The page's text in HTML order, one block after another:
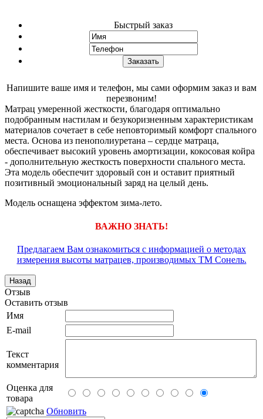
Быстрый заказ
Напишите ваше имя и телефон, мы сами оформим заказ и вам
перезвоним!
Матрац умеренной жесткости, благодаря оптимально
подобранным настилам и безукоризненным характеристикам
материалов сочетает в себе неповторимый комфорт спального
места. Основа из пенополиуретана – сердце матраца,
обеспечивает высокий уровень амортизации, кокосовая койра
- дополнительную жесткость поверхности спального места.
Эта модель обеспечит здоровый сон и оставит приятный
позитивный эмоциональный заряд на целый день.
Модель оснащена эффектом зима-лето.
ВАЖНО ЗНАТЬ!
Предлагаем Вам ознакомиться с информацией о методах
измерения высоты матрацев, производимых ТМ Сонель.
Отзыв
Оставить отзыв
Имя
E-mail
Текст
комментария
Оценка для
товара
Обновить